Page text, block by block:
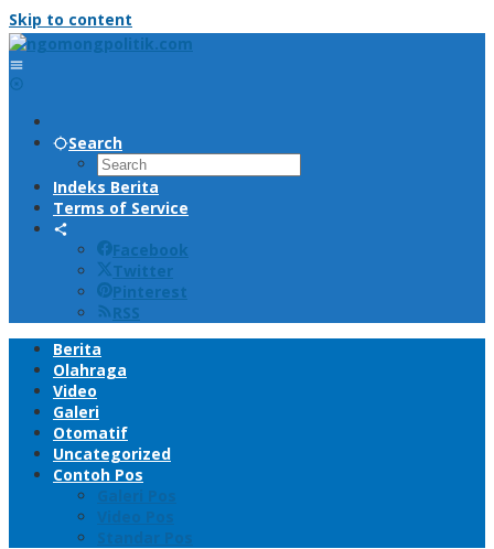
Skip to content
Search
Indeks Berita
Terms of Service
Facebook
Twitter
Pinterest
RSS
Berita
Olahraga
Video
Galeri
Otomatif
Uncategorized
Contoh Pos
Galeri Pos
Video Pos
Standar Pos